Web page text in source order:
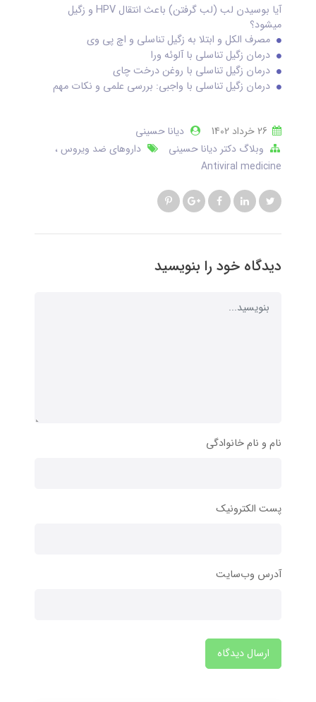
آیا بوسیدن لب (لب گرفتن) باعث انتقال HPV و زگیل
میشود؟
مصرف الکل و ابتلا به زگیل تناسلی و اچ پی وی
درمان زگیل تناسلی با آلوئه ورا
درمان زگیل تناسلی با روغن درخت چای
درمان زگیل تناسلی با واجبی: بررسی علمی و نکات مهم
دیانا حسینی
وبلاگ دکتر دیانا حسینی
داروهای ضد ویروس
Antiviral medicine
دیدگاه خود را بنویسید
نام و نام خانوادگی
پست الکترونیک
آدرس وب‌سایت
ارسال دیدگاه